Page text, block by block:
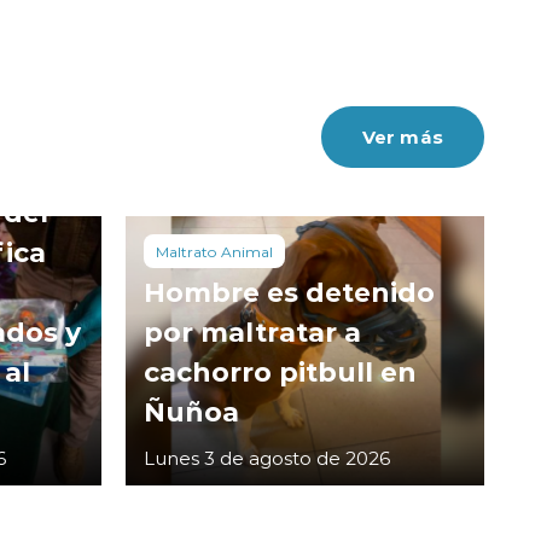
Ver más
y
Maltrato Animal
Hombre es detenido
por maltratar a
cachorro pitbull en
Ñuñoa
Lunes 3 de agosto de 2026